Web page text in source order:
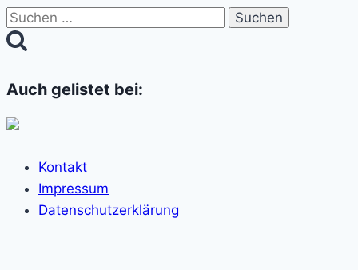
Suchen
nach:
Auch gelistet bei:
Kontakt
Impressum
Datenschutzerklärung